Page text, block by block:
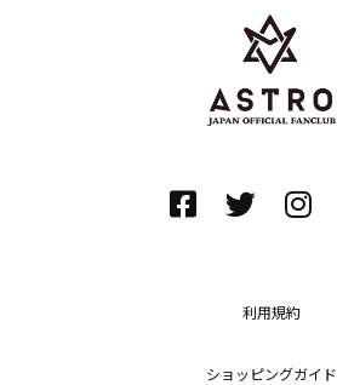
利用規約
ショッピングガイド